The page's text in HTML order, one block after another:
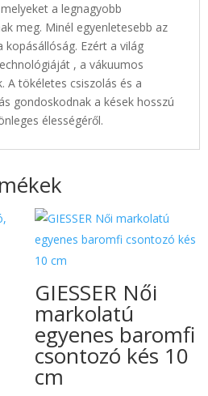
a legnagyobb
meg. Minél egyenletesebb az
kopásállóság. Ezért a világ
, a vákuumos
A tökéletes csiszolás és a
gondoskodnak a kések hosszú
élességéről.
GIESSER Női
markolatú
egyenes baromfi
csontozó kés 10
cm